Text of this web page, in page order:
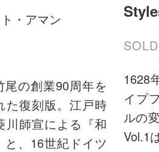
・アマン
の創業90周年を
た復刻版。江戸時
川師宣による『和
、16世紀ドイツ
1628
イプ
ルの
Vol.1